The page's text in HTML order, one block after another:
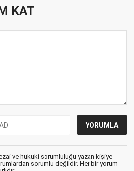
KAT
ve hukuki sorumluluğu yazan kişiye
sorumlu değildir. Her bir yorum